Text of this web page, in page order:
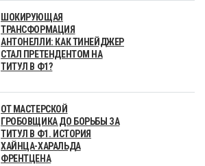
ШОКИРУЮЩАЯ
ТРАНСФОРМАЦИЯ
АНТОНЕЛЛИ: КАК ТИНЕЙДЖЕР
СТАЛ ПРЕТЕНДЕНТОМ НА
ТИТУЛ В Ф1?
ОТ МАСТЕРСКОЙ
ГРОБОВЩИКА ДО БОРЬБЫ ЗА
ТИТУЛ В Ф1. ИСТОРИЯ
ХАЙНЦА-ХАРАЛЬДА
ФРЕНТЦЕНА